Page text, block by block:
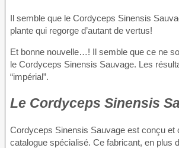
Il semble que le Cordyceps Sinensis
plante qui regorge d’autant de vertus!
Et bonne nouvelle…! Il semble que ce ne
le Cordyceps Sinensis Sauvage. Les
“impérial”.
Le Cordyceps Sinensis
Cordyceps Sinensis Sauvage est conçu et
catalogue spécialisé. Ce fabricant, en plus